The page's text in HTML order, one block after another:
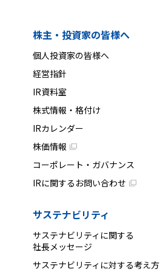
株主・投資家の皆様へ
個人投資家の皆様へ
経営指針
IR資料室
株式情報・格付け
IRカレンダー
株価情報
コーポレート・ガバナンス
IRに関するお問い合わせ
サステナビリティ
サステナビリティに関する
社長メッセージ
サステナビリティに対する考え方